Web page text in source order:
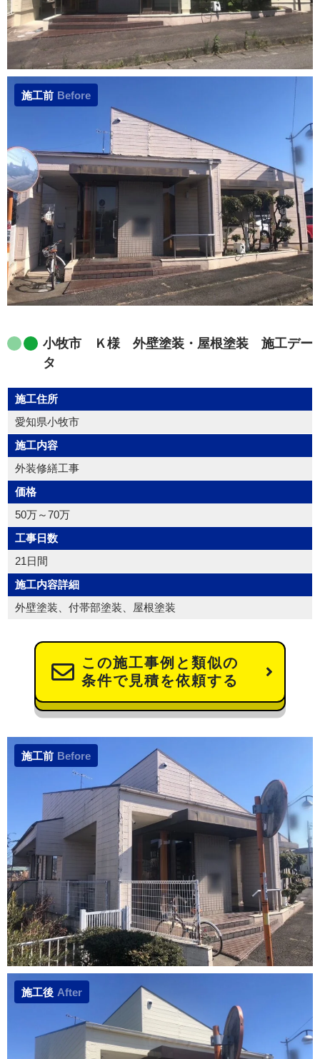
施工前 Before
小牧市 Ｋ様 外壁塗装・屋根塗装 施工デー
タ
施工住所
愛知県小牧市
施工内容
外装修繕工事
価格
50万～70万
工事日数
21日間
施工内容詳細
外壁塗装、付帯部塗装、屋根塗装
この施工事例と類似の
条件で見積を依頼する
施工前 Before
施工後 After